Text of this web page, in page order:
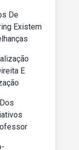
De
Existem
E